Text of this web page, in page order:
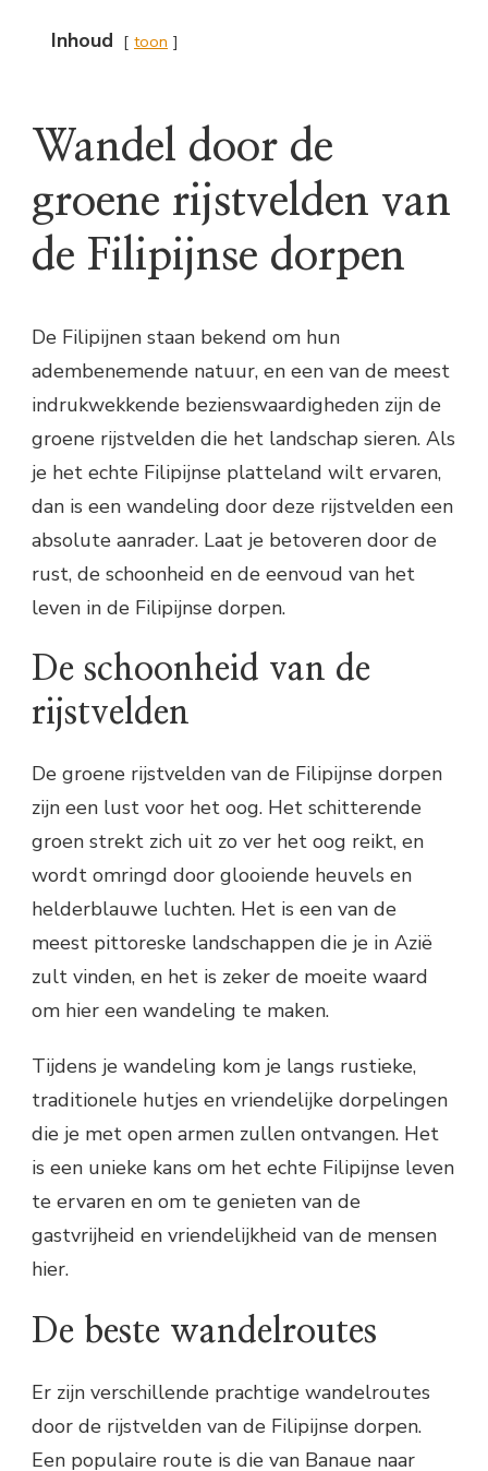
Inhoud toon
Wandel door de
groene rijstvelden van
de Filipijnse dorpen
De Filipijnen staan bekend om hun
adembenemende natuur, en een van de meest
indrukwekkende bezienswaardigheden zijn de
groene rijstvelden die het landschap sieren. Als
je het echte Filipijnse platteland wilt ervaren,
dan is een wandeling door deze rijstvelden een
absolute aanrader. Laat je betoveren door de
rust, de schoonheid en de eenvoud van het
leven in de Filipijnse dorpen.
De schoonheid van de
rijstvelden
De groene rijstvelden van de Filipijnse dorpen
zijn een lust voor het oog. Het schitterende
groen strekt zich uit zo ver het oog reikt, en
wordt omringd door glooiende heuvels en
helderblauwe luchten. Het is een van de
meest pittoreske landschappen die je in Azië
zult vinden, en het is zeker de moeite waard
om hier een wandeling te maken.
Tijdens je wandeling kom je langs rustieke,
traditionele hutjes en vriendelijke dorpelingen
die je met open armen zullen ontvangen. Het
is een unieke kans om het echte Filipijnse leven
te ervaren en om te genieten van de
gastvrijheid en vriendelijkheid van de mensen
hier.
De beste wandelroutes
Er zijn verschillende prachtige wandelroutes
door de rijstvelden van de Filipijnse dorpen.
Een populaire route is die van Banaue naar